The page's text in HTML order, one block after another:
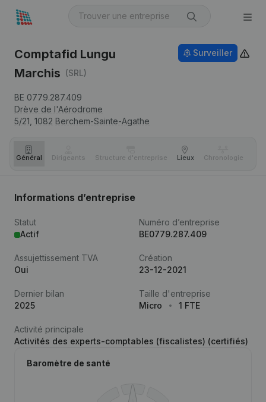
Comptafid Lungu
Marchis (SRL)
BE 0779.287.409
Drève de l'Aérodrome
5/21, 1082 Berchem-Sainte-Agathe
Surveiller
Général Dirigeants Structure d'entreprise Lieux Chronologie
Informations d’entreprise
Statut
Actif
Numéro d’entreprise
BE0779.287.409
Assujettissement TVA
Oui
Création
23-12-2021
Dernier bilan
2025
Taille d'entreprise
Micro
1 FTE
Activité principale
Activités des experts-comptables (fiscalistes) (certifiés)
Baromètre de santé